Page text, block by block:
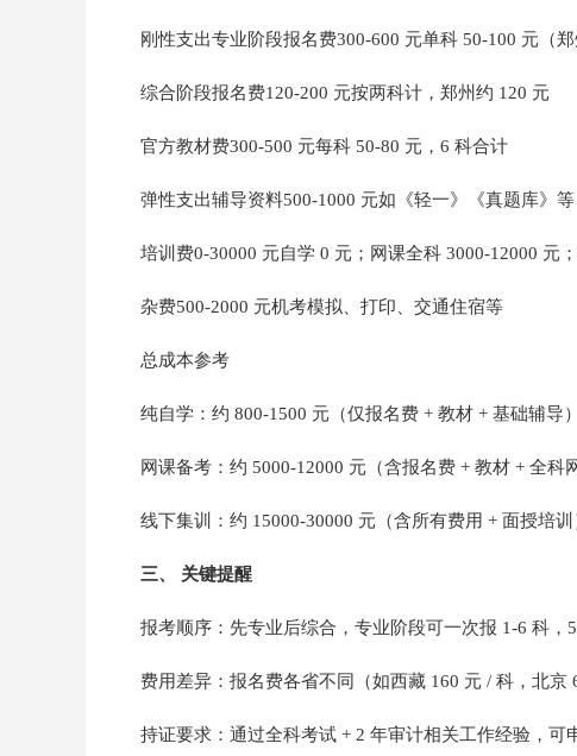
刚性支出专业阶段报名费300-600 元单科 50-100 元（
综合阶段报名费120-200 元按两科计，郑州约 120 元
官方教材费300-500 元每科 50-80 元，6 科合计
弹性支出辅导资料500-1000 元如《轻一》《真题库》等
培训费0-30000 元自学 0 元；网课全科 3000-12000 元
杂费500-2000 元机考模拟、打印、交通住宿等
总成本参考
纯自学：约 800-1500 元（仅报名费 + 教材 + 基础辅导）
网课备考：约 5000-12000 元（含报名费 + 教材 + 全科
线下集训：约 15000-30000 元（含所有费用 + 面授培训
三、 关键提醒
报考顺序：先专业后综合，专业阶段可一次报 1-6 科，5
费用差异：报名费各省不同（如西藏 160 元 / 科，北京
持证要求：通过全科考试 + 2 年审计相关工作经验，可